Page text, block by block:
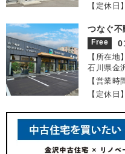
【定休
つなぐ不
Free
【所在地
石川県金
【営業
【定休